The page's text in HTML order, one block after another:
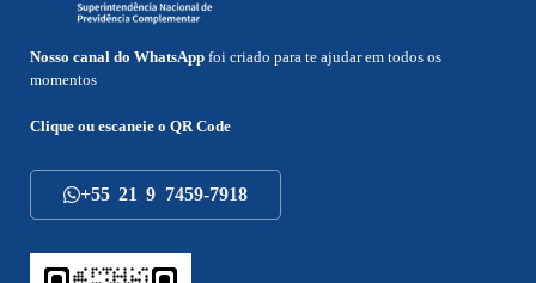
Nosso canal do WhatsApp foi criado para te ajudar em todos os
momentos
Clique ou escaneie o QR Code
+55 21 9 7459-7918